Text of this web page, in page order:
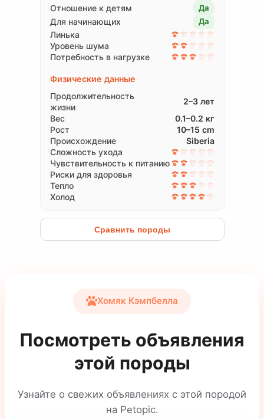
Отношение к детям Да
Для начинающих Да
Линька
Уровень шума
Потребность в нагрузке
Физические данные
Продолжительность
жизни
2–3 лет
Вес
0.1–0.2 кг
Рост
10–15 cm
Происхождение
Siberia
Сложность ухода
Чувствительность к питанию
Риски для здоровья
Тепло
Холод
Сравнить породы
Хомяк Кэмпбелла
Посмотреть объявления
этой породы
Узнайте о свежих объявлениях с этой породой
на Petopic.